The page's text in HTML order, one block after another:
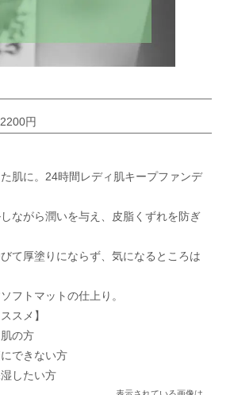
2200円
肌に。24時間レディ肌キープファンデ
ながら潤いを与え、皮脂くずれを防ぎ
て厚塗りにならず、気になるところは
フトマットの仕上り。
スメ】
の方
できない方
したい方